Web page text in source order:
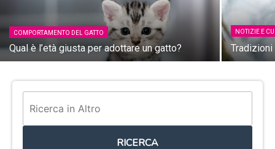
COMPORTAMENTO DEL GATTO
Qual è l’età giusta per adottare un gatto?
NOTIZIE E
RICERCA